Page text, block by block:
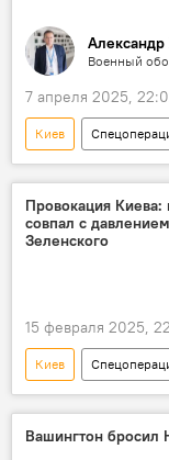
Военный
7 апреля 2025,
Киев
Россия
Запад
НАТО
Миротворцы
Провокация
совпал с
Зеленского
15 февраля 2025,
Киев
Россия
Чернобыльская АЭС
Вашингтон бросил